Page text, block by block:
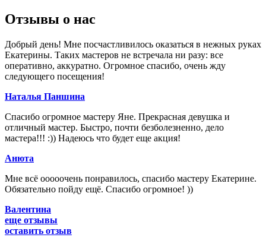
Отзывы о нас
Добрый день! Мне посчастливилось оказаться в нежных руках
Екатерины. Таких мастеров не встречала ни разу: все
оперативно, аккуратно. Огромное спасибо, очень жду
следующего посещения!
Наталья Паншина
Спасибо огромное мастеру Яне. Прекрасная девушка и
отличный мастер. Быстро, почти безболезненно, дело
мастера!!! :)) Надеюсь что будет еще акция!
Анюта
Мне всё ооооочень понравилось, спасибо мастеру Екатерине.
Обязательно пойду ещё. Спасибо огромное! ))
Валентина
еще отзывы
оставить отзыв